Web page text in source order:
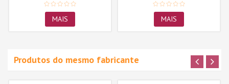
MAIS MAIS
Produtos do mesmo fabricante